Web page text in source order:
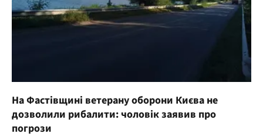
На Фастівщині ветерану оборони Києва не
дозволили рибалити: чоловік заявив про
погрози